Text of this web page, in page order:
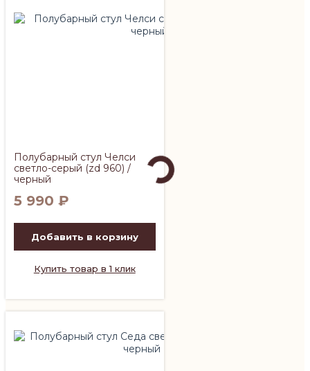
Полубарный стул Челси
светло-серый (zd 960) /
черный
5 990 ₽
Добавить в корзину
Купить товар в 1 клик